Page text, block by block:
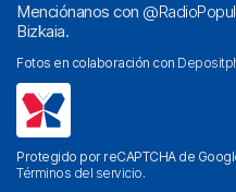
Menciónanos con
Bizkaia.
Fotos en colaboración con
Protegido por reCAPTCHA de
Términos del servicio.